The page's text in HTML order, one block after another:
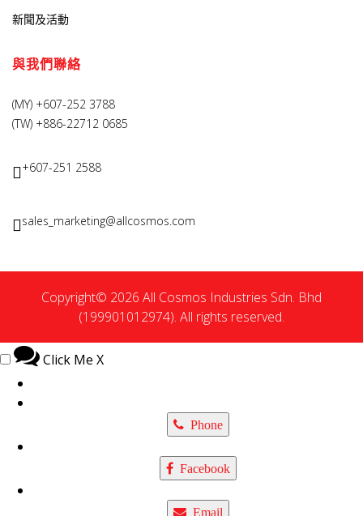
新聞及活動
與我們聯絡
(MY) +607-252 3788
(TW) +886-22712 0685
+607-251 2588
sales_marketing@allcosmos.com
Copyright© 2026 All Cosmos Industries Sdn. Bhd
(199901012974). All rights reserved.
Click Me X
Phone
Facebook
Email